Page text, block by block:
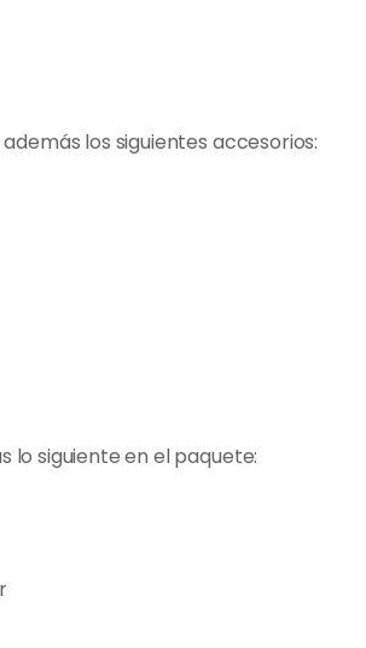
los siguientes accesorios:
lo siguiente en el paquete: